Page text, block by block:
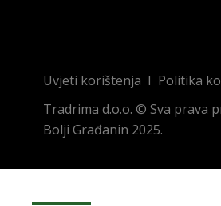
Uvjeti korištenja I Politika
Tradrima d.o.o. © Sva prava
Bolji Građanin 2025.